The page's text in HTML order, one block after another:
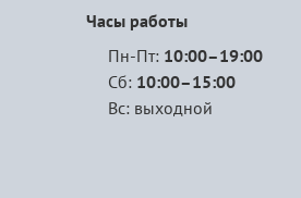
Часы работы
Пн-Пт: 10:00–19:00
Сб: 10:00–15:00
Вс: выходной